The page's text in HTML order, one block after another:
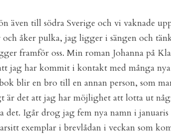
även till södra Sverige och vi vaknade
och åker pulka, jag ligger i sängen och
framför oss. Min roman Johanna på
jag har kommit i kontakt med många
blir en bro till en annan person, som
är det att jag har möjlighet att lotta ut
det. Igår drog jag fem nya namn i
exemplar i brevlådan i veckan som